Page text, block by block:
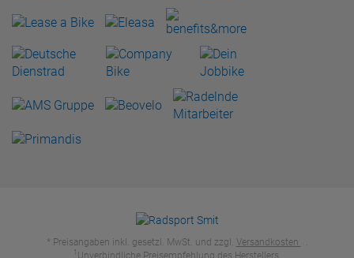
* Preisangaben inkl. gesetzl. MwSt. und zzgl. Versandkosten .
1 Unverbindliche Preisempfehlung des Herstellers.